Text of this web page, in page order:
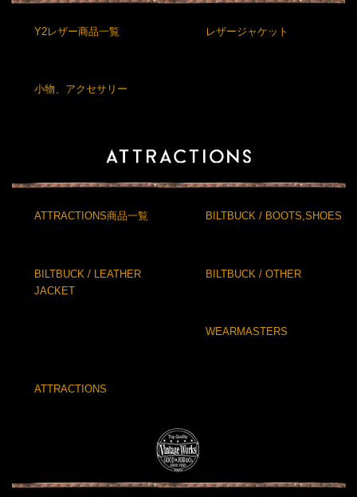
Y2レザー商品一覧 レザージャケット
小物、アクセサリー
ATTRACTIONS商品一覧 BILTBUCK / BOOTS,SHOES
BILTBUCK / LEATHER
JACKET
BILTBUCK / OTHER
WEARMASTERS
ATTRACTIONS